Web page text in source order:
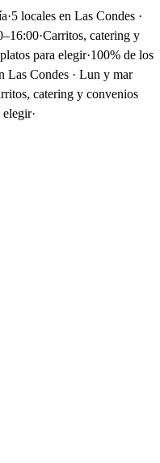
·5 locales en Las Condes ·
·Carritos, catering y
para elegir·100% de los
Las Condes · Lun y mar
catering y convenios
elegir·